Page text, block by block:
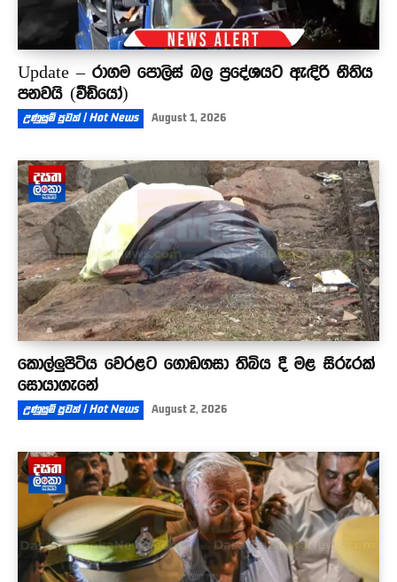
Update – රාගම පොලිස් බල ප්‍රදේශයට ඇඳිරි නීතිය
පනවයි (වීඩියෝ)
උණුසුම් පුවත් | Hot News August 1, 2026
කොල්ලුපිටිය වෙරළට ගොඩගසා තිබිය දී මළ සිරුරක්
සොයාගැනේ
උණුසුම් පුවත් | Hot News August 2, 2026